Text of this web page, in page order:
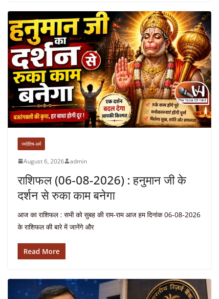
ज्योतिष-धर्म
August 6, 2026 admin
राशिफल (06-08-2026) : हनुमान जी के
दर्शन से रुका काम बनेगा
आज का राशिफल : सभी को सुबह की राम-राम आज हम दिनांक 06-08-2026
के राशिफल की बारे में जानेंगे और
Read More